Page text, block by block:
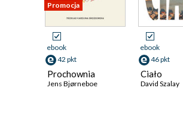
Promocja
ebook
42 pkt
Prochownia
Jens Bjørneboe
ebook
46 pkt
Ciało
David Szalay